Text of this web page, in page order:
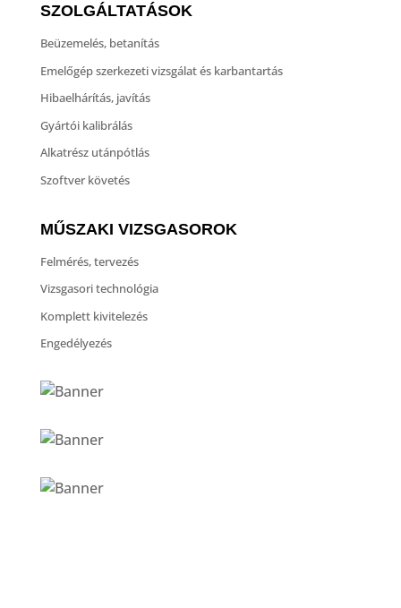
SZOLGÁLTATÁSOK
Beüzemelés, betanítás
Emelőgép szerkezeti vizsgálat és karbantartás
Hibaelhárítás, javítás
Gyártói kalibrálás
Alkatrész utánpótlás
Szoftver követés
MŰSZAKI VIZSGASOROK
Felmérés, tervezés
Vizsgasori technológia
Komplett kivitelezés
Engedélyezés